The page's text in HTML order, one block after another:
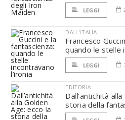
LEGGI
DALL'ITALIA
Francesco
quando le stelle
LEGGI
EDITORIA
Dall’antichità
storia della